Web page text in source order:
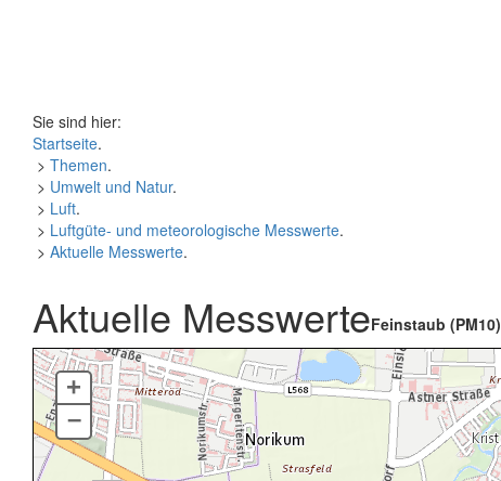
Sie sind hier:
Startseite.
> Themen.
> Umwelt und Natur.
> Luft.
> Luftgüte- und meteorologische Messwerte.
> Aktuelle Messwerte.
Aktuelle MesswerteFeinstaub (PM10)
+
–